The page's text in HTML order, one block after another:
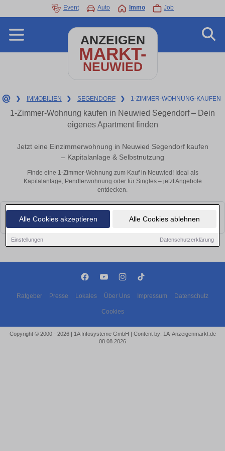
Alle Cookies akzeptieren Alle Cookies ablehnen
Einstellungen Datenschutzerklärung
Event Auto Immo Job
ANZEIGEN
MARKT-
NEUWIED
❯ IMMOBILIEN ❯ SEGENDORF ❯ 1-ZIMMER-WOHNUNG-KAUFEN
1-Zimmer-Wohnung kaufen in Neuwied Segendorf – Dein
eigenes Apartment finden
Jetzt eine Einzimmerwohnung in Neuwied Segendorf kaufen
– Kapitalanlage & Selbstnutzung
Finde eine 1-Zimmer-Wohnung zum Kauf in Neuwied! Ideal als
Kapitalanlage, Pendlerwohnung oder für Singles – jetzt Angebote
entdecken.
Leider konnten wir derzeit keine passenden Objekte finden. Schauen Sie
bald wieder vorbei!
Ratgeber Presse Lokales Über Uns Impressum Datenschutz
Cookies
Copyright © 2000 - 2026 | 1A Infosysteme GmbH | Content by: 1A-Anzeigenmarkt.de
08.08.2026